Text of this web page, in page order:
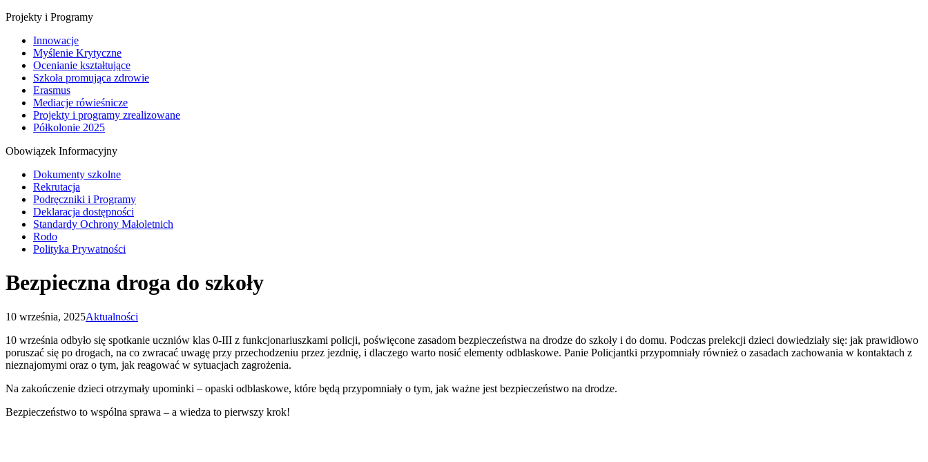
Projekty i Programy
Innowacje
Myślenie Krytyczne
Ocenianie kształtujące
Szkoła promująca zdrowie
Erasmus
Mediacje rówieśnicze
Projekty i programy zrealizowane
Półkolonie 2025
Obowiązek Informacyjny
Dokumenty szkolne
Rekrutacja
Podręczniki i Programy
Deklaracja dostępności
Standardy Ochrony Małoletnich
Rodo
Polityka Prywatności
Bezpieczna droga do szkoły
10 września, 2025Aktualności
10 września odbyło się spotkanie uczniów klas 0-III z funkcjonariuszkami policji, poświęcone zasadom bezpieczeństwa na drodze do szkoły i do domu. Podczas prelekcji dzieci dowiedziały się: jak prawidłowo
poruszać się po drogach, na co zwracać uwagę przy przechodzeniu przez jezdnię, i dlaczego warto nosić elementy odblaskowe. Panie Policjantki przypomniały również o zasadach zachowania w kontaktach z
nieznajomymi oraz o tym, jak reagować w sytuacjach zagrożenia.
Na zakończenie dzieci otrzymały upominki – opaski odblaskowe, które będą przypomniały o tym, jak ważne jest bezpieczeństwo na drodze.
Bezpieczeństwo to wspólna sprawa – a wiedza to pierwszy krok!